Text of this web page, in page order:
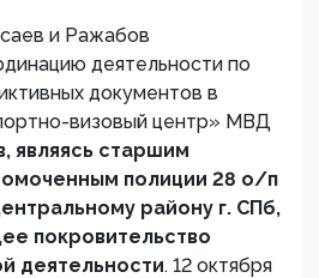
и Ражабов
деятельности по
документов в
визовый центр» МВД
являясь старшим
полиции 28 о/п
району г. СПб,
покровительство
деятельности. 12 октября